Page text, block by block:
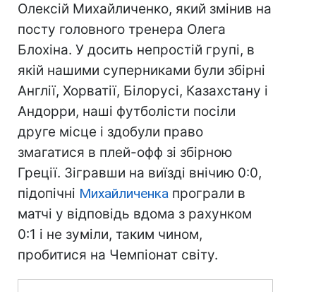
Олексій Михайличенко, який змінив на
посту головного тренера Олега
Блохіна. У досить непростій групі, в
якій нашими суперниками були збірні
Англії, Хорватії, Білорусі, Казахстану і
Андорри, наші футболісти посіли
друге місце і здобули право
змагатися в плей-офф зі збірною
Греції. Зігравши на виїзді внічию 0:0,
підопічні Михайличенка програли в
матчі у відповідь вдома з рахунком
0:1 і не зуміли, таким чином,
пробитися на Чемпіонат світу.